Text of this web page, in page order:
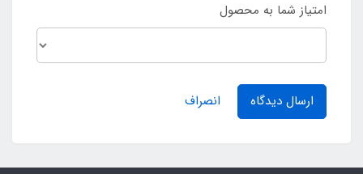
امتیاز شما به محصول
ارسال دیدگاه انصراف